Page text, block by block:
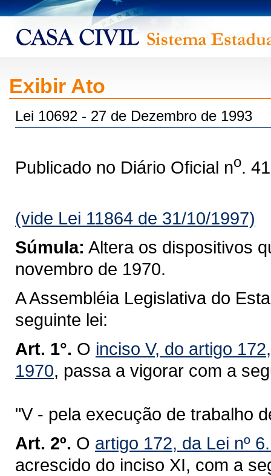
Exibir Ato
Lei 10692 - 27 de Dezembro de 1993
Publicado no Diário Oficial no.
(vide Lei 11864 de 31/10/1997)
Súmula: Altera os dispositivos
novembro de 1970.
A Assembléia Legislativa do
seguinte lei:
Art. 1°. O inciso V, do artigo
1970, passa a vigorar com a
"V - pela execução de trabalho
Art. 2º. O artigo 172, da Lei nº
acrescido do inciso XI, com a